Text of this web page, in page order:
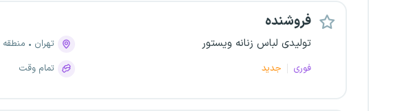
فروشنده
تولیدی لباس زنانه ویستور
فوری جدید
تهران
منطقه ۱۱، میدان انقلاب
تمام وقت